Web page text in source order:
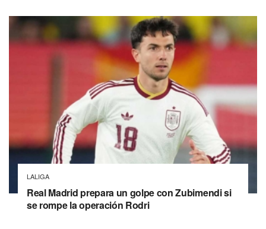
LALIGA
Real Madrid prepara un golpe con Zubimendi si
se rompe la operación Rodri